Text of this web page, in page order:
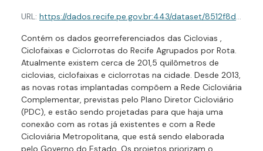
URL: https://dados.recife.pe.gov.br:443/dataset/8512f8d0-b0be-4880-9fbd-3d568c65ca1a/resource/c67fa150-8c69-4f6d-8fca-8204fdd61e35/download/rotas-ciclaveis-do-recife-conecta-.geojson
Contém os dados georreferenciados das Ciclovias ,
Ciclofaixas e Ciclorrotas do Recife Agrupados por Rota.
Atualmente existem cerca de 201,5 quilômetros de
ciclovias, ciclofaixas e ciclorrotas na cidade. Desde 2013,
as novas rotas implantadas compõem a Rede Cicloviária
Complementar, previstas pelo Plano Diretor Cicloviário
(PDC), e estão sendo projetadas para que haja uma
conexão com as rotas já existentes e com a Rede
Cicloviária Metropolitana, que está sendo elaborada
pelo Governo do Estado. Os projetos priorizam o